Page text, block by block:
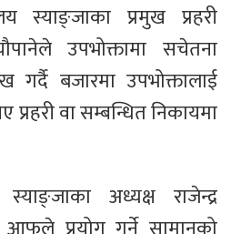
स्याङ्जाका प्रमुख प्रहरी
उपभोक्तामा सचेतना
बजारमा उपभोक्तालाई
प्रहरी वा सम्बन्धित निकायमा
अध्यक्ष राजेन्द्र